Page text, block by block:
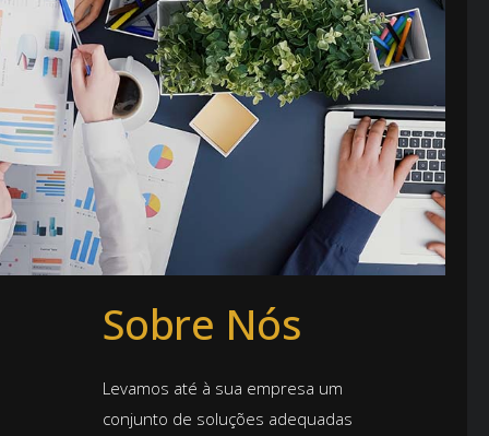
Sobre Nós
Levamos até à sua empresa um
conjunto de soluções adequadas